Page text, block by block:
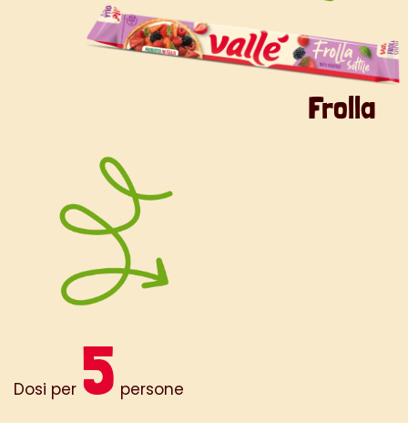
Dosi per 5 persone
Frolla